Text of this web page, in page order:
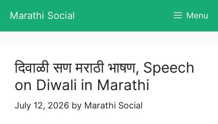
content
Marathi Social Menu
दिवाळी सण मराठी भाषण, Speech
on Diwali in Marathi
July 12, 2026 by Marathi Social